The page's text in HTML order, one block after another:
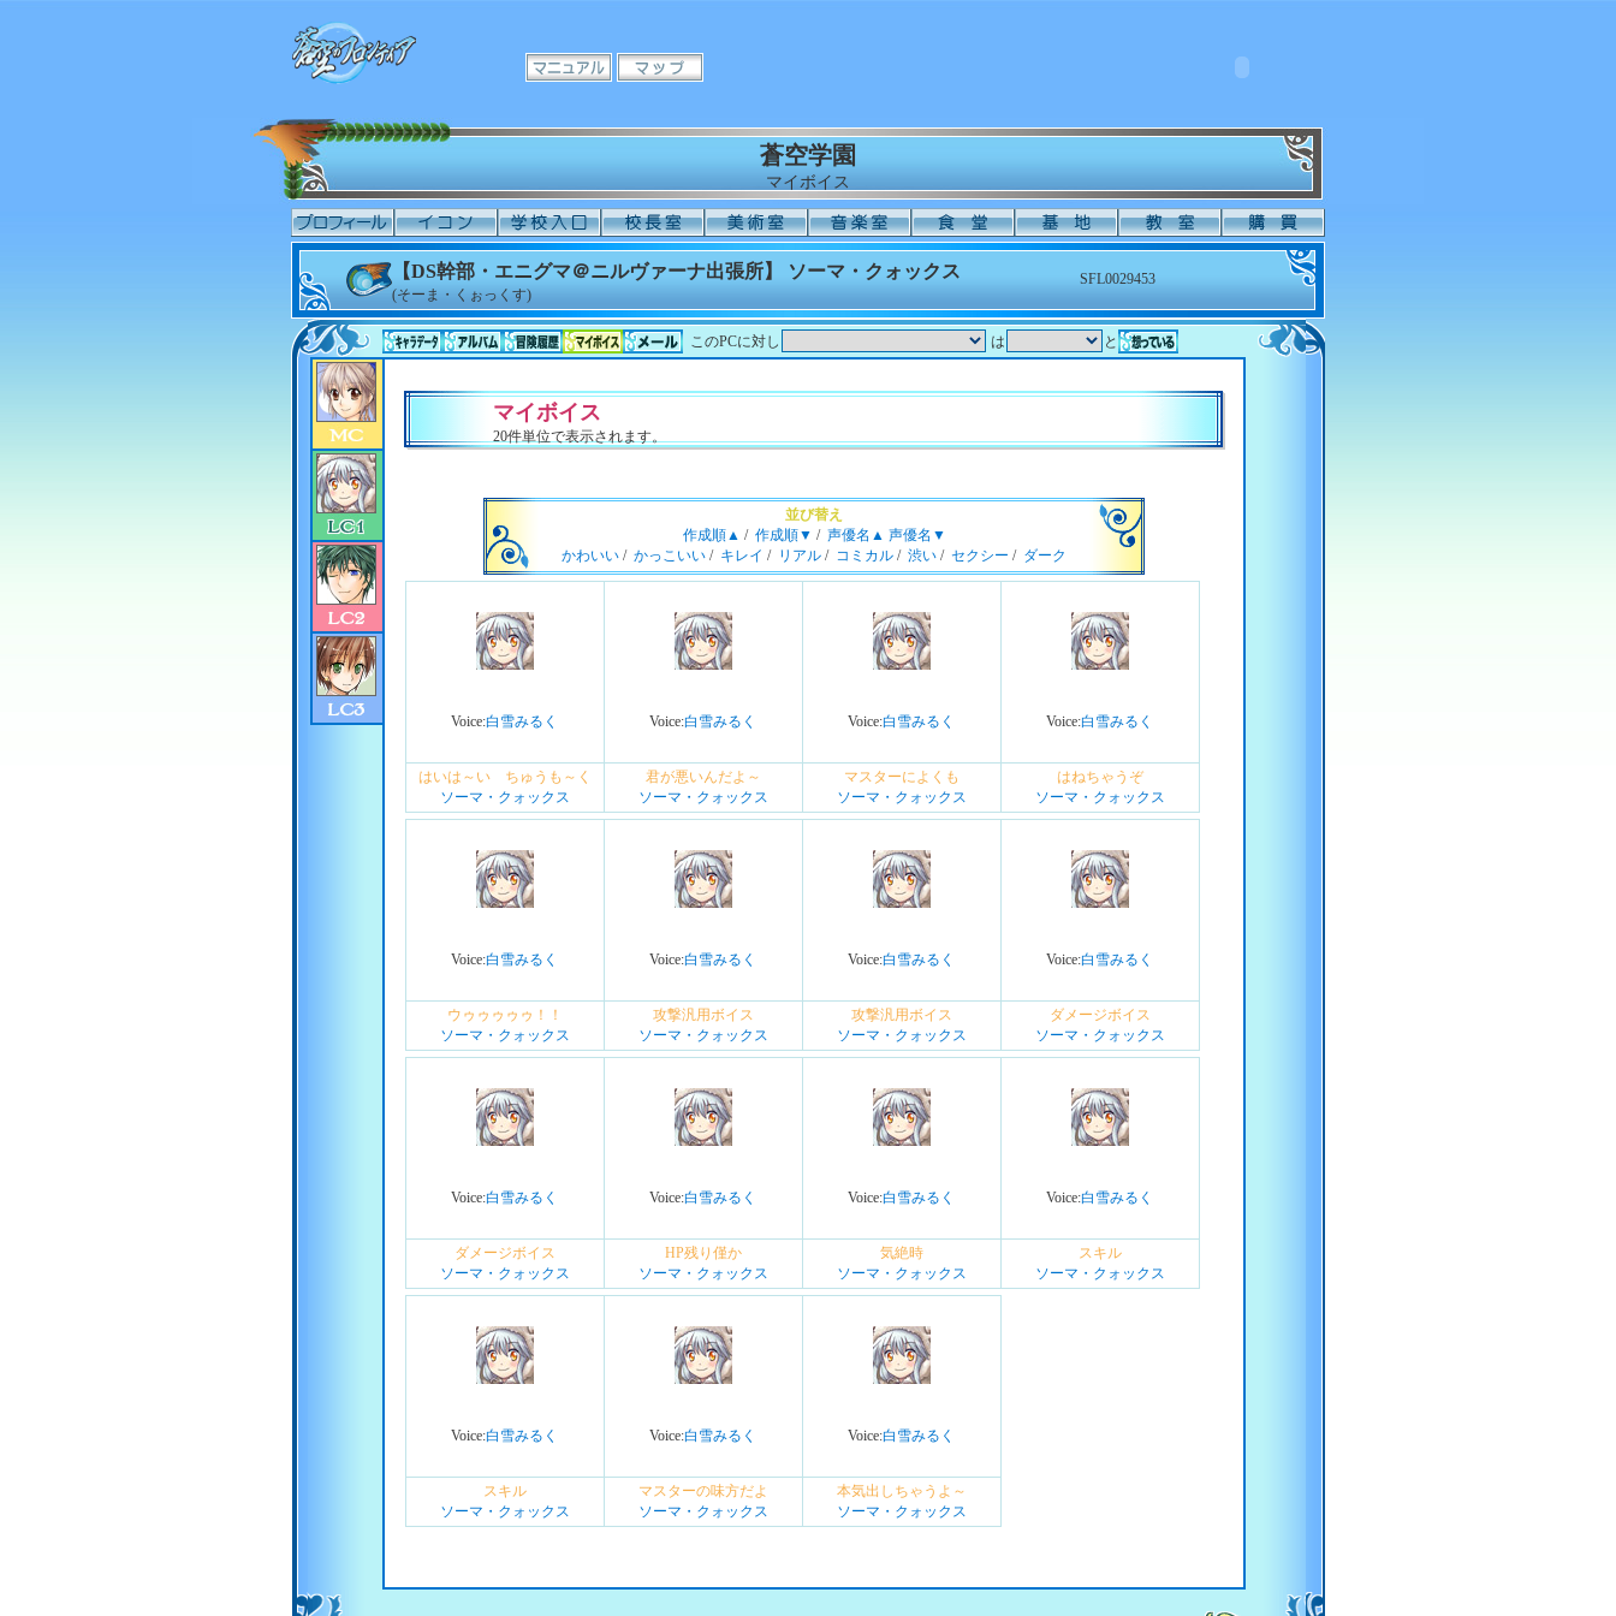
蒼空学園
マイボイス
【DS幹部・エニグマ＠ニルヴァーナ出張所】 ソーマ・クォックス
(そーま・くぉっくす)
SFL0029453
このPCに対し は と
マイボイス
20件単位で表示されます。
並び替え
作成順▲ / 作成順▼ / 声優名▲ 声優名▼
かわいい / かっこいい / キレイ / リアル / コミカル / 渋い / セクシー / ダーク
Voice:白雪みるく Voice:白雪みるく Voice:白雪みるく Voice:白雪みるく
はいは～い ちゅうも～く
ソーマ・クォックス
君が悪いんだよ～
ソーマ・クォックス
マスターによくも
ソーマ・クォックス
はねちゃうぞ
ソーマ・クォックス
Voice:白雪みるく Voice:白雪みるく Voice:白雪みるく Voice:白雪みるく
ウゥゥゥゥゥ！！
ソーマ・クォックス
攻撃汎用ボイス
ソーマ・クォックス
攻撃汎用ボイス
ソーマ・クォックス
ダメージボイス
ソーマ・クォックス
Voice:白雪みるく Voice:白雪みるく Voice:白雪みるく Voice:白雪みるく
ダメージボイス
ソーマ・クォックス
HP残り僅か
ソーマ・クォックス
気絶時
ソーマ・クォックス
スキル
ソーマ・クォックス
Voice:白雪みるく Voice:白雪みるく Voice:白雪みるく
スキル
ソーマ・クォックス
マスターの味方だよ
ソーマ・クォックス
本気出しちゃうよ～
ソーマ・クォックス